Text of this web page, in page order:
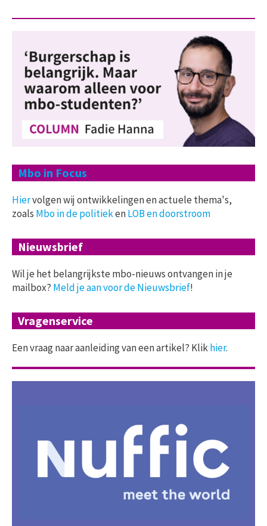
Mbo in Focus
Hiervolgen wij ontwikkelingen en actuele thema's,
zoals Mbo in de politiekenLOB en doorstroom
Nieuwsbrief
Wil je het belangrijkste mbo-nieuws ontvangen in je
mailbox? Meld je aan voor de Nieuwsbrief!
Vragenservice
Een vraag naar aanleiding van een artikel? Klikhier.